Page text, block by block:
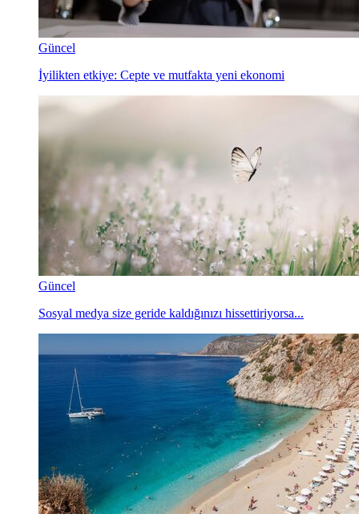
Güncel
İyilikten etkiye: Cepte ve mutfakta yeni ekonomi
Güncel
Sosyal medya size geride kaldığınızı hissettiriyorsa...